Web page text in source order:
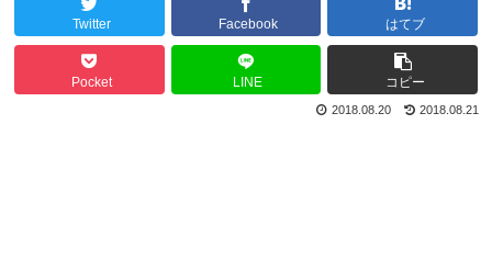
Twitter Facebook はてブ
Pocket LINE コピー
2018.08.21
2018.08.20